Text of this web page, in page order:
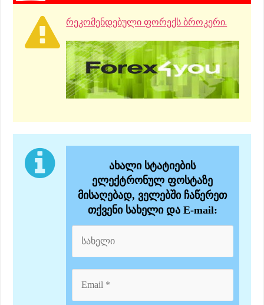
რეკომენდებული ფორექს ბროკერი.
ახალი სტატიების
ელექტრონულ ფოსტაზე
მისაღებად, ველებში ჩაწერეთ
თქვენი სახელი და E-mail: